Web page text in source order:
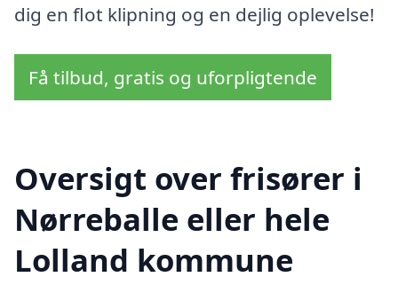
dig en flot klipning og en dejlig oplevelse!
Få tilbud, gratis og uforpligtende
Oversigt over frisører i
Nørreballe eller hele
Lolland kommune